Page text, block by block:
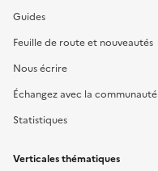
Guides
Feuille de route et nouveautés
Nous écrire
Échangez avec la communauté
Statistiques
Verticales thématiques